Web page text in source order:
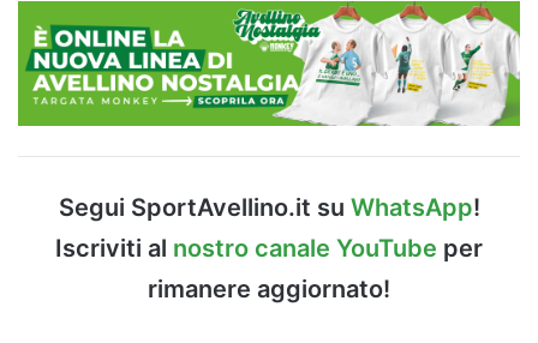
Segui SportAvellino.it su WhatsApp!
Iscriviti al nostro canale YouTube per
rimanere aggiornato!